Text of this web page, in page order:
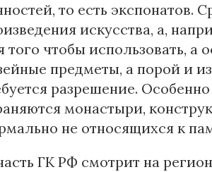
то есть экспонатов.
искусства, а,
того чтобы использовать, а
предметы, а порой и
разрешение.
монастыри,
не относящихся к
ГК РФ смотрит на